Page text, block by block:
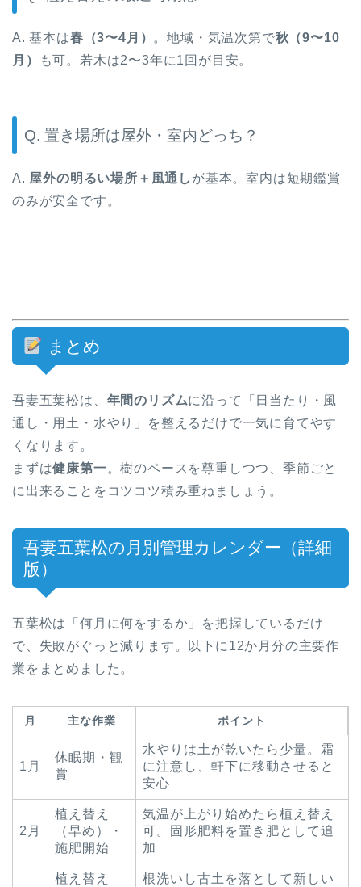
A. 基本は春（3〜4月） 。地域・気温次第で秋（9〜10
月）
も可。若木は2〜3年に1回が目安。
Q. 置き場所は屋外・室内どっち？
A. 屋外の明るい場所＋風通し が基本。室内は短期鑑賞
のみが安全です。
まとめ
吾妻五葉松は、 年間のリズムに沿って「日当たり・風
通し・用土・水やり」を整えるだけで一気に育てやす
くなります。
まずは健康第一。樹のペースを尊重しつつ、季節ごと
に出来ることをコツコツ積み重ねましょう。
吾妻五葉松の月別管理カレンダー（詳細
版）
五葉松は「何月に何をするか」を把握しているだけ
で、失敗がぐっと減ります。以下に12か月分の主要作
業をまとめました。
月 主な作業 ポイント
1月
休眠期・観
賞
水やりは土が乾いたら少量。霜
に注意し、軒下に移動させると
安心
2月
植え替え
（早め）・
施肥開始
気温が上がり始めたら植え替え
可。固形肥料を置き肥として追
加
植え替え
根洗いし古土を落として新しい